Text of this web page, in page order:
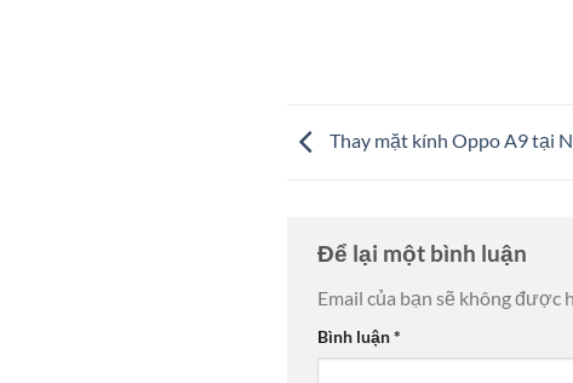
Thay mặt kính Oppo A9 tại
Để lại một bình luận
Email của bạn sẽ không được
Bình luận*